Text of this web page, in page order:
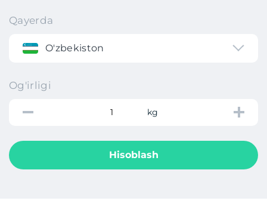
Qayerda
O'zbekiston
Og'irligi
kg
Hisoblash